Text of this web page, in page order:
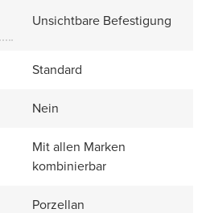
Unsichtbare Befestigung
Standard
Nein
Mit allen Marken
kombinierbar
Porzellan